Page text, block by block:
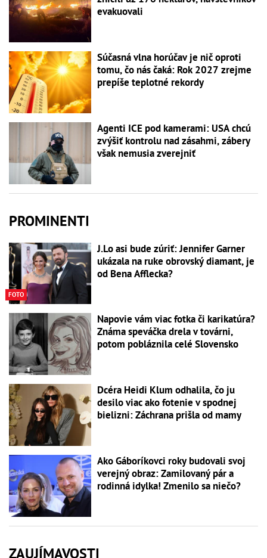
evakuovali
Súčasná vlna horúčav je nič oproti
tomu, čo nás čaká: Rok 2027 zrejme
prepíše teplotné rekordy
Agenti ICE pod kamerami: USA chcú
zvýšiť kontrolu nad zásahmi, zábery
však nemusia zverejniť
PROMINENTI
FOTO
J.Lo asi bude zúriť: Jennifer Garner
ukázala na ruke obrovský diamant, je
od Bena Afflecka?
Napovie vám viac fotka či karikatúra?
Známa speváčka drela v továrni,
potom pobláznila celé Slovensko
Dcéra Heidi Klum odhalila, čo ju
desilo viac ako fotenie v spodnej
bielizni: Záchrana prišla od mamy
Ako Gáboríkovci roky budovali svoj
verejný obraz: Zamilovaný pár a
rodinná idylka! Zmenilo sa niečo?
ZAUJÍMAVOSTI